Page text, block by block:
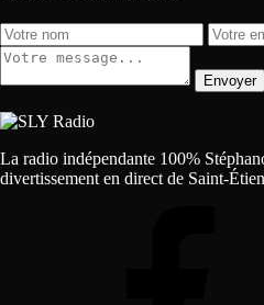
Envoyer
La radio indépendante 100%
divertissement en direct de Saint-